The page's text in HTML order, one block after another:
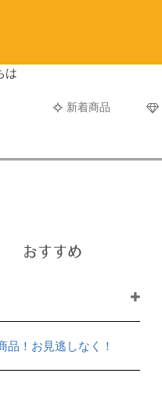
は
新着商品
おすすめ
品！お見逃しなく！